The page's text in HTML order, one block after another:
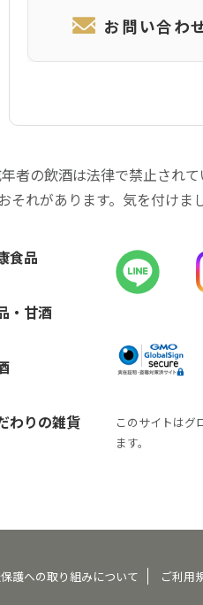
お問い合わ
の飲酒は法律で禁止されて
れがあります。気を付けまし
食品
・甘酒
わりの雑貨
このサイトはグ
ます。
護への取り組みについて ご利用